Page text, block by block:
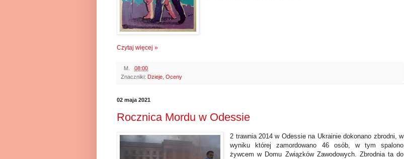
Czytaj więcej »
M.
08:00
Znaczniki: Dzieje Oceny
02 maja 2021
Rocznica Mordu w Odessie
2 trawnia 2014 w Odessie na Ukrainie dokonano zbrodni, w
wyniku której zamordowano 46 osób, w tym spalono
żywcem w Domu Związków Zawodowych. Zbrodnia ta do